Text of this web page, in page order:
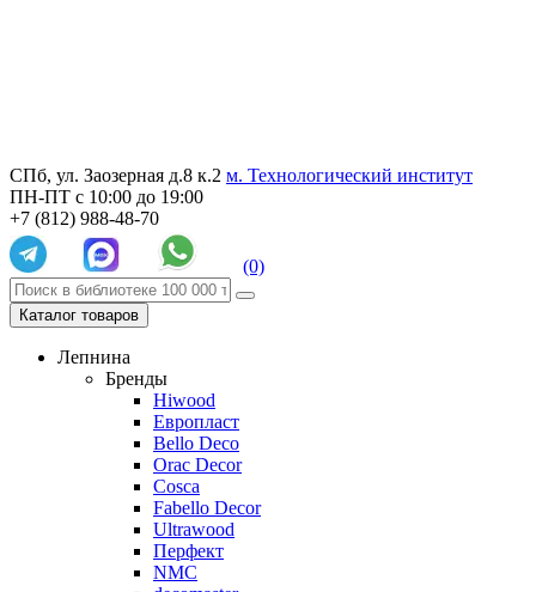
СПб, ул. Заозерная д.8 к.2 м. Технологический институт
ПН-ПТ с 10:00 до 19:00
+7 (812) 988-48-70
(0)
Каталог товаров
Лепнина
Бренды
Hiwood
Европласт
Bello Deco
Orac Decor
Cosca
Fabello Decor
Ultrawood
Перфект
NMC